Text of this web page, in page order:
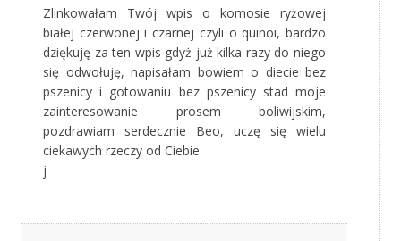
Zlinkowałam Twój wpis o komosie ryżowej
białej czerwonej i czarnej czyli o quinoi, bardzo
dziękuję za ten wpis gdyż już kilka razy do niego
się odwołuję, napisałam bowiem o diecie bez
pszenicy i gotowaniu bez pszenicy stad moje
zainteresowanie prosem boliwijskim,
pozdrawiam serdecznie Beo, uczę się wielu
ciekawych rzeczy od Ciebie
j